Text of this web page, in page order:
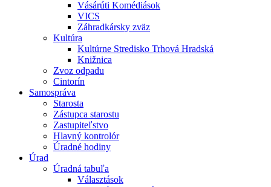
Vásárúti Komédiások
VICS
Záhradkársky zväz
Kultúra
Kultúrne Stredisko Trhová Hradská
Knižnica
Zvoz odpadu
Cintorín
Samospráva
Starosta
Zástupca starostu
Zastupiteľstvo
Hlavný kontrolór
Úradné hodiny
Úrad
Úradná tabuľa
Választások